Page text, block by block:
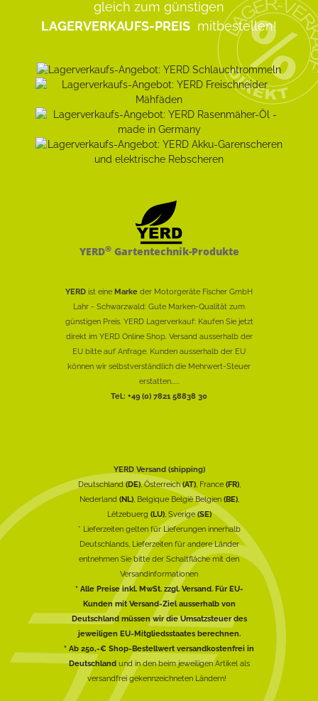
gleich zum günstigen
LAGERVERKAUFS-PREIS mitbestellen!
YERD®Gartentechnik-Produkte
YERD ist eine Marke der Motorgeräte Fischer GmbH
Lahr - Schwarzwald: Gute Marken-Qualität zum
günstigen Preis. YERD Lagerverkauf: Kaufen Sie jetzt
direkt im YERD Online Shop. Versand ausserhalb der
EU bitte auf Anfrage. Kunden ausserhalb der EU
können wir selbstverständlich die Mehrwert-Steuer
erstatten......
Tel.: +49 (0) 7821 58838 30
YERD Versand (shipping)
Deutschland(DE), Österreich(AT), France (FR),
Nederland (NL), Belgique België Belgien (BE),
Lëtzebuerg (LU), Sverige(SE)
* Lieferzeiten gelten für Lieferungen innerhalb
Deutschlands, Lieferzeiten für andere Länder
entnehmen Sie bitte der Schaltfläche mit den
Versandinformationen
* Alle Preise inkl. MwSt. zzgl. Versand. Für EU-
Kunden mit Versand-Ziel ausserhalb von
Deutschland müssen wir die Umsatzsteuer des
jeweiligen EU-Mitgliedsstaates berechnen.
* Ab 250,-€ Shop-Bestellwert versandkostenfrei in
Deutschlandund in den beim jeweiligen Artikel als
versandfrei gekennzeichneten Ländern!